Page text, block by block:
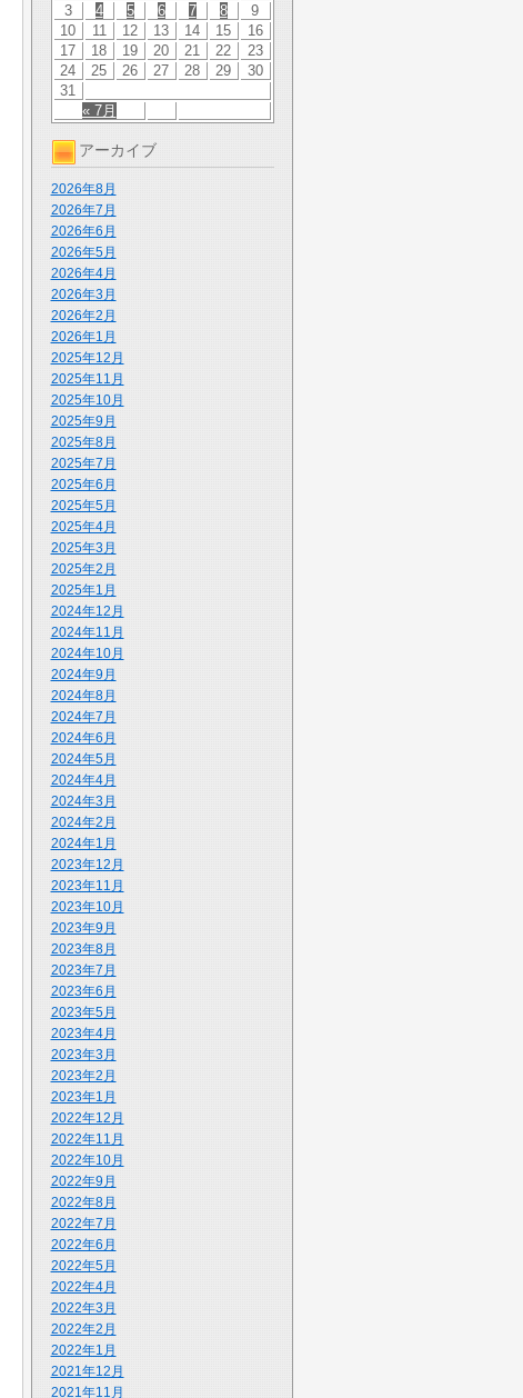
« 7月
3
4 5 6 7 8
9
10
11 12 13 14 15
16
17
18 19 20 21 22
23
24
25 26 27 28 29
30
31
アーカイブ
2026年8月
2026年7月
2026年6月
2026年5月
2026年4月
2026年3月
2026年2月
2026年1月
2025年12月
2025年11月
2025年10月
2025年9月
2025年8月
2025年7月
2025年6月
2025年5月
2025年4月
2025年3月
2025年2月
2025年1月
2024年12月
2024年11月
2024年10月
2024年9月
2024年8月
2024年7月
2024年6月
2024年5月
2024年4月
2024年3月
2024年2月
2024年1月
2023年12月
2023年11月
2023年10月
2023年9月
2023年8月
2023年7月
2023年6月
2023年5月
2023年4月
2023年3月
2023年2月
2023年1月
2022年12月
2022年11月
2022年10月
2022年9月
2022年8月
2022年7月
2022年6月
2022年5月
2022年4月
2022年3月
2022年2月
2022年1月
2021年12月
2021年11月